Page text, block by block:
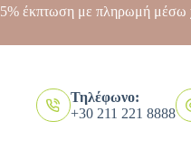
5% έκπτωση με πληρωμή μέσω
Τηλέφωνο:
+30 211 221 8888